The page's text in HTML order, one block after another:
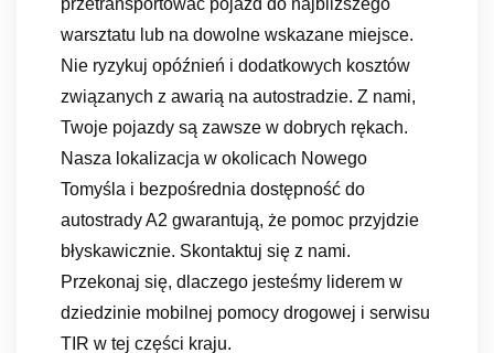
warsztatu lub na dowolne wskazane miejsce.
Nie ryzykuj opóźnień i dodatkowych kosztów
związanych z awarią na autostradzie. Z nami,
Twoje pojazdy są zawsze w dobrych rękach.
Nasza lokalizacja w okolicach Nowego
Tomyśla i bezpośrednia dostępność do
autostrady A2 gwarantują, że pomoc przyjdzie
błyskawicznie. Skontaktuj się z nami.
Przekonaj się, dlaczego jesteśmy liderem w
dziedzinie mobilnej pomocy drogowej i serwisu
TIR w tej części kraju.